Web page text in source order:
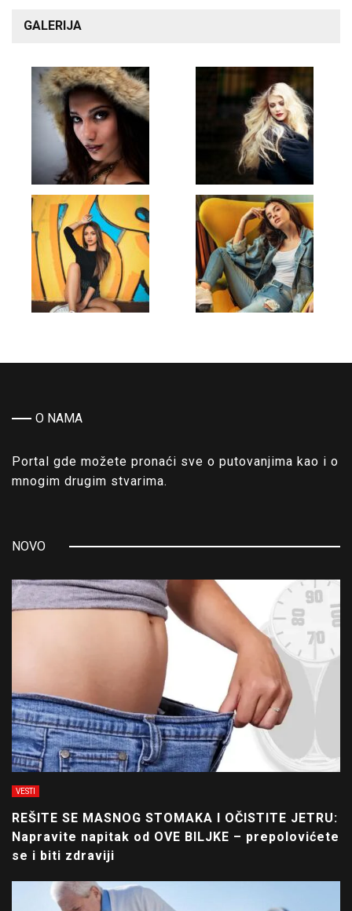
GALERIJA
O NAMA
Portal gde možete pronaći sve o putovanjima kao i o
mnogim drugim stvarima.
NOVO
VESTI
REŠITE SE MASNOG STOMAKA I OČISTITE JETRU:
Napravite napitak od OVE BILJKE – prepolovićete
se i biti zdraviji